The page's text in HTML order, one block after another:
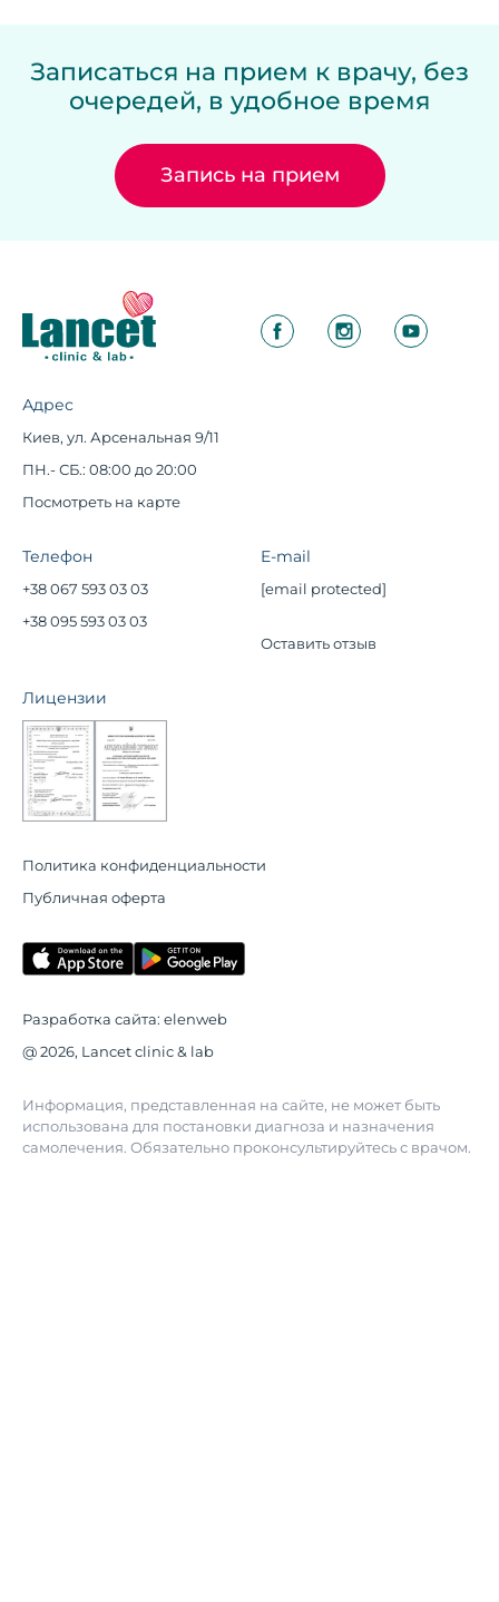
Записаться на прием к врачу, без
очередей, в удобное время
Запись на прием
Адрес
Киев, ул. Арсенальная 9/11
ПН.- СБ.: 08:00 до 20:00
Посмотреть на карте
Телефон
+38 067 593 03 03
+38 095 593 03 03
E-mail
[email protected]
Оставить отзыв
Лицензии
Политика конфиденциальности
Публичная оферта
Разработка сайта: elenweb
@ 2026, Lancet clinic & lab
Информация, представленная на сайте, не может быть
использована для постановки диагноза и назначения
самолечения. Обязательно проконсультируйтесь с врачом.